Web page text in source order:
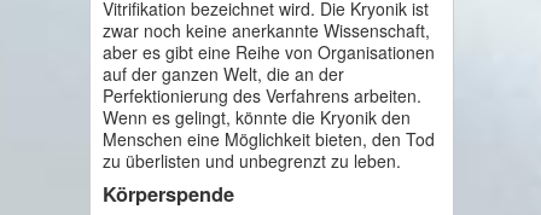
Vitrifikation bezeichnet wird. Die Kryonik ist
zwar noch keine anerkannte Wissenschaft,
aber es gibt eine Reihe von Organisationen
auf der ganzen Welt, die an der
Perfektionierung des Verfahrens arbeiten.
Wenn es gelingt, könnte die Kryonik den
Menschen eine Möglichkeit bieten, den Tod
zu überlisten und unbegrenzt zu leben.
Körperspende